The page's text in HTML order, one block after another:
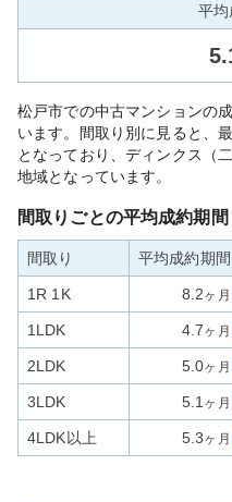
平均
松戸市での中古マンションの
います。間取り別に見ると、
となっており、ディンクス（
地域となっています。
間取りごとの平均成約期間
間取り 平均成約期間
1R 1K 8.2ヶ月
1LDK 4.7ヶ月
2LDK 5.0ヶ月
3LDK 5.1 ヶ月
4LDK以上 5.3ヶ月